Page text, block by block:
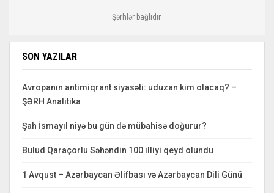
Şərhlər bağlıdır.
SON YAZILAR
Avropanın antimiqrant siyasəti: uduzan kim olacaq? –
ŞƏRH Analitika
Şah İsmayıl niyə bu gün də mübahisə doğurur?
Bulud Qaraçorlu Səhəndin 100 illiyi qeyd olundu
1 Avqust – Azərbaycan Əlifbası və Azərbaycan Dili Günü